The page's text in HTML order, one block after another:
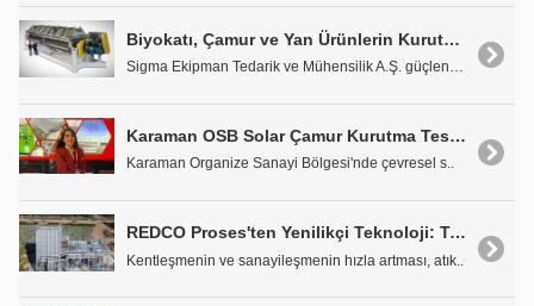
Biyokatı, Çamur ve Yan Ürünlerin Kurutulmasının Ekonomik ve Çevresel Faydaları
Sigma Ekipman Tedarik ve Mühensilik A.Ş. güçlenere..
Karaman OSB Solar Çamur Kurutma Tesisi ve Endüstriyel Atık Su Arıtma Tesisi
Karaman Organize Sanayi Bölgesi'nde çevresel s..
REDCO Proses'ten Yenilikçi Teknoloji: Termal Hidroliz Prosesi
Kentleşmenin ve sanayileşmenin hızla artması, atık..